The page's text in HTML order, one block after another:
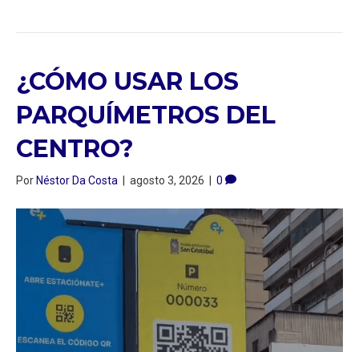
¿CÓMO USAR LOS
PARQUÍMETROS DEL
CENTRO?
Por Néstor Da Costa agosto 3, 2026 0